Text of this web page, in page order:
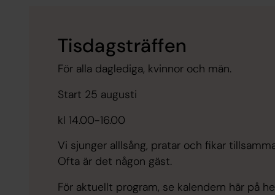
Tisdagsträffen
För alla daglediga, kvinnor och män.
Start 25 augusti
kl 14.00-16.00
Vi sjunger alllsång, pratar och fikar
Ofta är det någon gäst.
För aktuellt program, se kalendern här på